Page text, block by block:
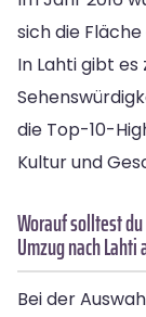
sich die
In Lahti gibt
die Top-10-
Kultur und
Worauf solltest
Umzug nach Lahti
Bei der